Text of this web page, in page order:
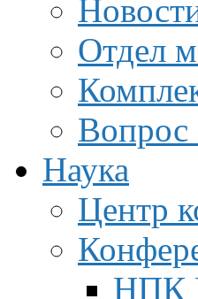
Отдел
Вопрос
Наука
Центр
НПК